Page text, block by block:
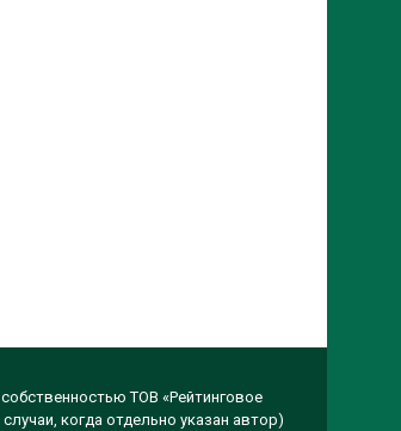
ТОВ «Рейтинговое
когда отдельно указан автор)